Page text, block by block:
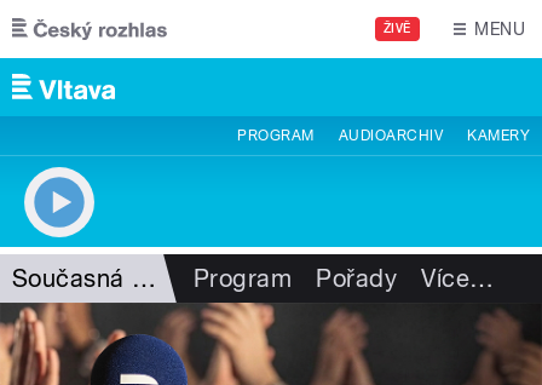
Přejít k hlavnímu obsahu
ŽIVĚ MENU
PROGRAM AUDIOARCHIV KAMERY
Současná povídka Program Pořady Více…